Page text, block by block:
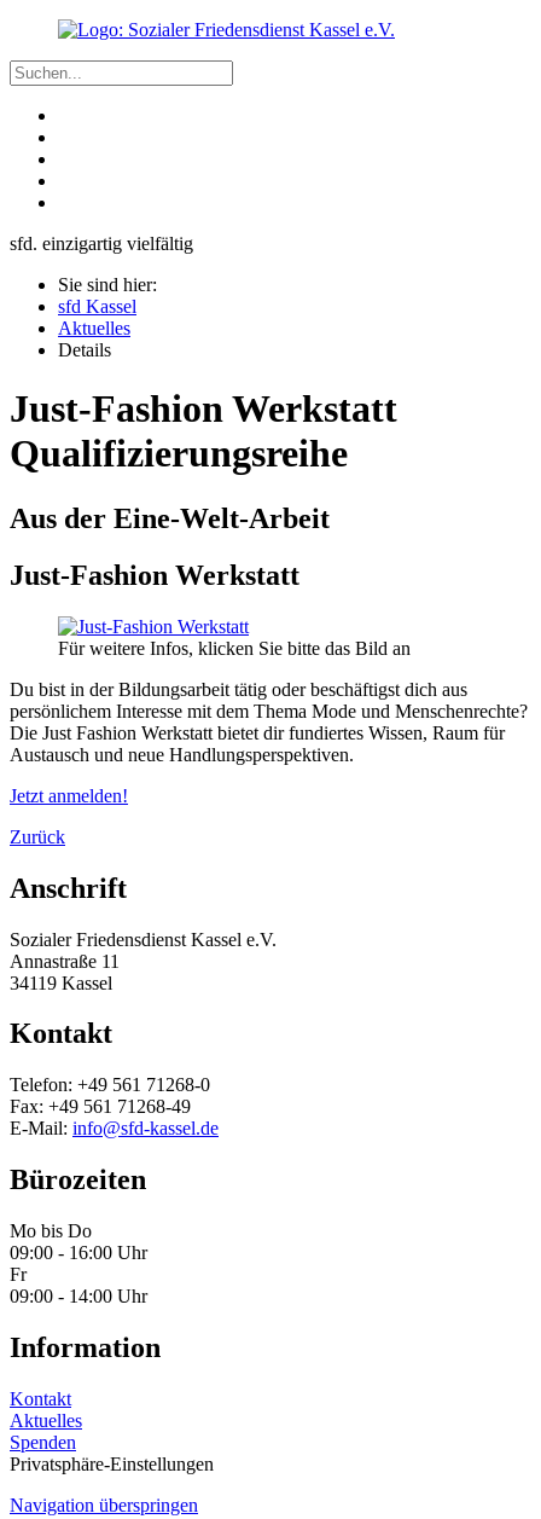
sfd. einzigartig vielfältig
Sie sind hier:
sfd Kassel
Aktuelles
Details
Just-Fashion Werkstatt
Qualifizierungsreihe
Aus der Eine-Welt-Arbeit
Just-Fashion Werkstatt
Für weitere Infos, klicken Sie bitte das Bild an
Du bist in der Bildungsarbeit tätig oder beschäftigst dich aus
persönlichem Interesse mit dem Thema Mode und Menschenrechte?
Die Just Fashion Werkstatt bietet dir fundiertes Wissen, Raum für
Austausch und neue Handlungsperspektiven.
Jetzt anmelden!
Zurück
Anschrift
Sozialer Friedensdienst Kassel e.V.
Annastraße 11
34119 Kassel
Kontakt
Telefon: +49 561 71268-0
Fax: +49 561 71268-49
E-Mail: info@sfd-kassel.de
Bürozeiten
Mo bis Do
09:00 - 16:00 Uhr
Fr
09:00 - 14:00 Uhr
Information
Kontakt
Aktuelles
Spenden
Privatsphäre-Einstellungen
Navigation überspringen